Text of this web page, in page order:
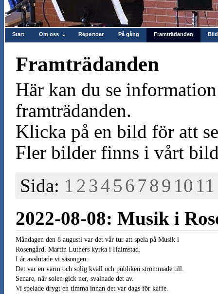
Start Om oss Repertoar På gång Framträdanden
Framträdanden
Här kan du se
framträdanden.
Klicka på en bild för att
Fler bilder finns i vårt
Sida: 1 2 3456789 10 11
2022-08-08: Musik i
Måndagen den 8 augusti var det vår tur att spela på Musik i
Rosengård, Martin Luthers kyrka i Halmstad.
I år avslutade vi säsongen.
Det var en varm och solig kväll och publiken strömmade till.
Senare, när solen gick ner, svalnade det av.
Vi spelade drygt en timma innan det var dags för kaffe.